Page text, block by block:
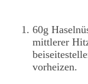
60g
mittlerer
vorheizen.